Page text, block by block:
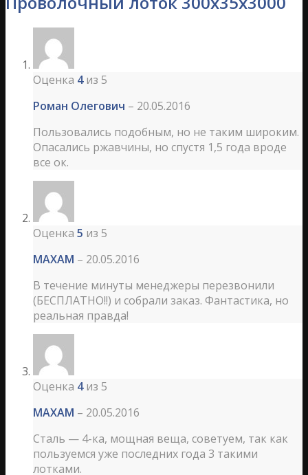
Оценка 4из 5
Роман Олегович – 20.05.2016
Пользовались подобным, но не таким широким.
Опасались ржавчины, но спустя 1,5 года вроде
все ок.
Оценка 5 из 5
MAXAM – 20.05.2016
В течение минуты менеджеры перезвонили
(БЕСПЛАТНО!!) и собрали заказ. Фантастика, но
реальная правда!
Оценка 4из 5
MAXAM – 20.05.2016
Сталь — 4-ка, мощная веща, советуем, так как
пользуемся уже последних года 3 такими
лотками.